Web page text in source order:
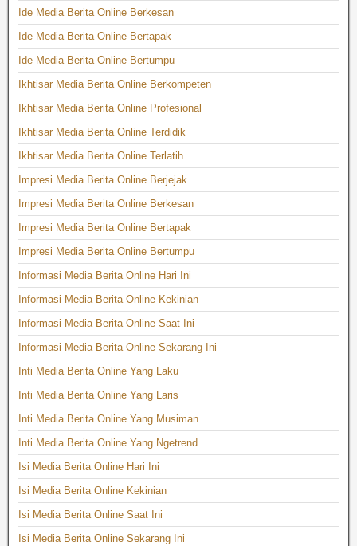
Ide Media Berita Online Berkesan
Ide Media Berita Online Bertapak
Ide Media Berita Online Bertumpu
Ikhtisar Media Berita Online Berkompeten
Ikhtisar Media Berita Online Profesional
Ikhtisar Media Berita Online Terdidik
Ikhtisar Media Berita Online Terlatih
Impresi Media Berita Online Berjejak
Impresi Media Berita Online Berkesan
Impresi Media Berita Online Bertapak
Impresi Media Berita Online Bertumpu
Informasi Media Berita Online Hari Ini
Informasi Media Berita Online Kekinian
Informasi Media Berita Online Saat Ini
Informasi Media Berita Online Sekarang Ini
Inti Media Berita Online Yang Laku
Inti Media Berita Online Yang Laris
Inti Media Berita Online Yang Musiman
Inti Media Berita Online Yang Ngetrend
Isi Media Berita Online Hari Ini
Isi Media Berita Online Kekinian
Isi Media Berita Online Saat Ini
Isi Media Berita Online Sekarang Ini